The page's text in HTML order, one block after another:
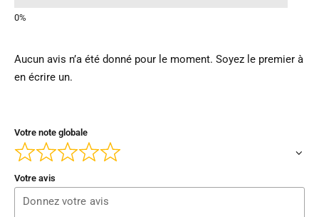
Aucun avis n’a été donné pour le moment. Soyez le premier à
en écrire un.
Votre note globale
Votre avis